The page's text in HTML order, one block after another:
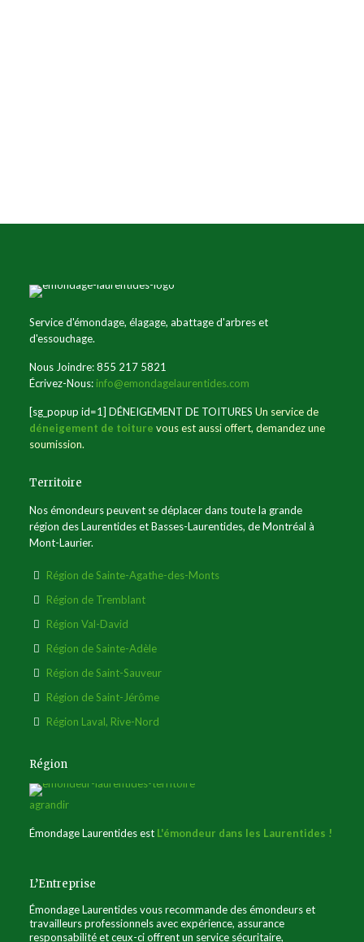
Service d'émondage, élagage, abattage d'arbres et
d'essouchage.
Nous Joindre: 855 217 5821
Écrivez-Nous: info@emondagelaurentides.com
[sg_popup id=1] DÉNEIGEMENT DE TOITURES Un service de
déneigement de toiture vous est aussi offert, demandez une
soumission.
Territoire
Nos émondeurs peuvent se déplacer dans toute la grande
région des Laurentides et Basses-Laurentides, de Montréal à
Mont-Laurier.
Région de Sainte-Agathe-des-Monts
Région de Tremblant
Région Val-David
Région de Sainte-Adèle
Région de Saint-Sauveur
Région de Saint-Jérôme
Région Laval, Rive-Nord
Région
agrandir
Émondage Laurentides est L'émondeur dans les Laurentides !
L’Entreprise
Émondage Laurentides vous recommande des émondeurs et
travailleurs professionnels avec expérience, assurance
responsabilité et ceux-ci offrent un service sécuritaire,